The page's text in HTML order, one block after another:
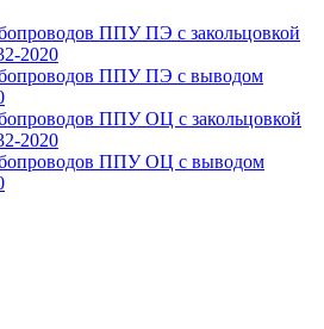
ППУ ПЭ с закольцовкой
2020
ППУ ПЭ с выводом
ППУ ОЦ с закольцовкой
2020
ППУ ОЦ с выводом